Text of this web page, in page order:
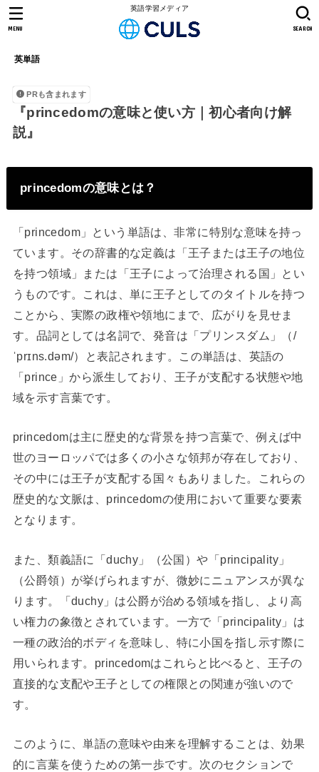
英語学習メディア
英単語
SEARCH
MENU
PRも含まれます
『princedomの意味と使い方｜初心者向け解
説』
princedomの意味とは？
「princedom」という単語は、非常に特別な意味を持っ
ています。その辞書的な定義は「王子または王子の地位
を持つ領域」または「王子によって治理される国」とい
うものです。これは、単に王子としてのタイトルを持つ
ことから、実際の政権や領地にまで、広がりを見せま
す。品詞としては名詞で、発音は「プリンスダム」（/
ˈprɪns.dəm/）と表記されます。この単語は、英語の
「prince」から派生しており、王子が支配する状態や地
域を示す言葉です。
princedomは主に歴史的な背景を持つ言葉で、例えば中
世のヨーロッパでは多くの小さな領邦が存在しており、
その中には王子が支配する国々もありました。これらの
歴史的な文脈は、princedomの使用において重要な要素
となります。
また、類義語に「duchy」（公国）や「principality」
（公爵領）が挙げられますが、微妙にニュアンスが異な
ります。「duchy」は公爵が治める領域を指し、より高
い権力の象徴とされています。一方で「principality」は
一種の政治的ボディを意味し、特に小国を指し示す際に
用いられます。princedomはこれらと比べると、王子の
直接的な支配や王子としての権限との関連が強いので
す。
このように、単語の意味や由来を理解することは、効果
的に言葉を使うための第一歩です。次のセクションで